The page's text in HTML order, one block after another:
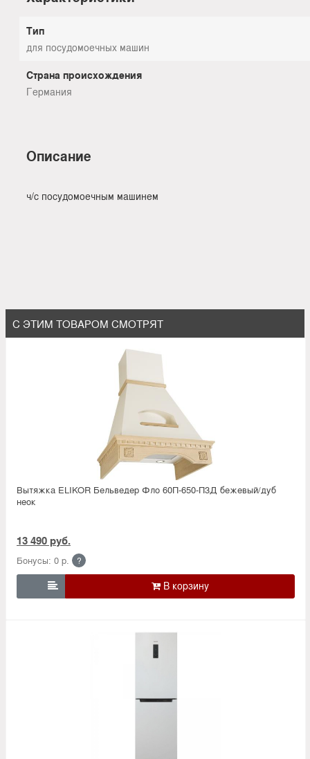
Тип
для посудомоечных машин
Страна происхождения
Германия
Описание
ч/с посудомоечным машинем
С ЭТИМ ТОВАРОМ СМОТРЯТ
Вытяжка ELIKOR Бельведер Фло 60П-650-П3Д бежевый/дуб
неок
13 490 руб.
Бонусы: 0 р. ?
